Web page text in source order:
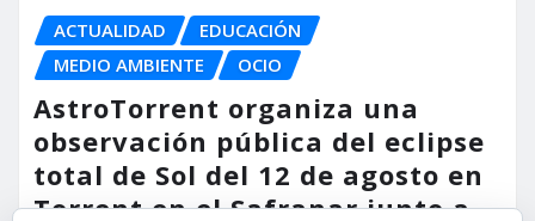
ACTUALIDAD
EDUCACIÓN
MEDIO AMBIENTE
OCIO
AstroTorrent organiza una
observación pública del eclipse
total de Sol del 12 de agosto en
Torrent en el Safranar junto a